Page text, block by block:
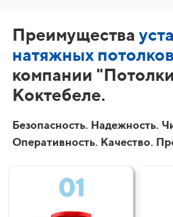
Преимущества
натяжных потолков
компании
Коктебеле.
Безопасность. Надежность.
Оперативность. Качество.
01